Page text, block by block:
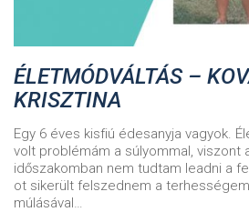
ÉLETMÓDVÁLTÁS –
KRISZTINA
Egy 6 éves kisfiú édesanyja vagyok.
volt problémám a súlyommal, viszont
időszakomban nem tudtam leadni a
ot sikerült felszednem a
múlásával…